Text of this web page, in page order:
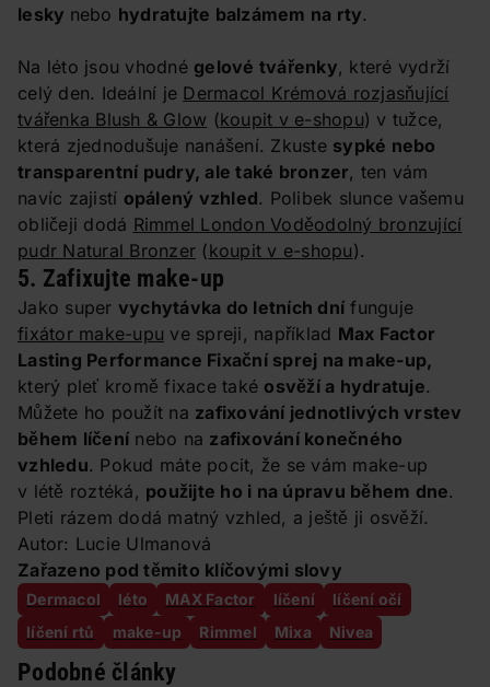
lesky nebo hydratujte balzámem na rty.
Na léto jsou vhodné gelové tvářenky, které vydrží
celý den. Ideální je Dermacol Krémová rozjasňující
tvářenka Blush & Glow (koupit v e-shopu) v tužce,
která zjednodušuje nanášení. Zkuste sypké nebo
transparentní pudry, ale také bronzer, ten vám
navíc zajistí opálený vzhled. Polibek slunce vašemu
obličeji dodá Rimmel London Voděodolný bronzující
pudr Natural Bronzer (koupit v e-shopu).
5. Zafixujte make-up
Jako super vychytávka do letních dní funguje
fixátor make-upu ve spreji, například Max Factor
Lasting Performance Fixační sprej na make-up,
který pleť kromě fixace také osvěží a hydratuje.
Můžete ho použít na zafixování jednotlivých vrstev
během líčení nebo na zafixování konečného
vzhledu. Pokud máte pocit, že se vám make-up
v létě roztéká, použijte ho i na úpravu během dne.
Pleti rázem dodá matný vzhled, a ještě ji osvěží.
Autor: Lucie Ulmanová
Zařazeno pod těmito klíčovými slovy
Dermacol léto MAX Factor líčení
líčení očí
líčení rtů
make-up Rimmel Mixa Nivea
Podobné články